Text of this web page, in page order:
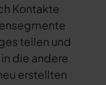
Kontakte
teilen und
die andere
erstellten